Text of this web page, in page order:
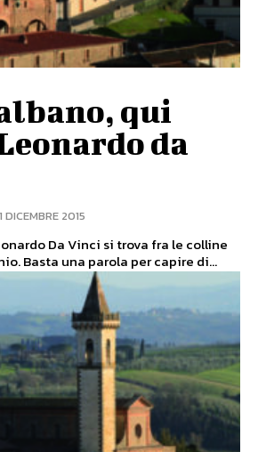
qui
da
DICEMBRE 2015
Da Vinci si trova fra le colline
Genio. Basta una parola per capire di...